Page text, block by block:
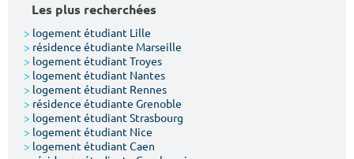
Type de location
Votre date d'entrée
Les plus recherchées
> logement étudiant Lille
> résidence étudiante Marseille
> logement étudiant Troyes
> logement étudiant Nantes
> logement étudiant Rennes
> résidence étudiante Grenoble
> logement étudiant Strasbourg
> logement étudiant Nice
> logement étudiant Caen